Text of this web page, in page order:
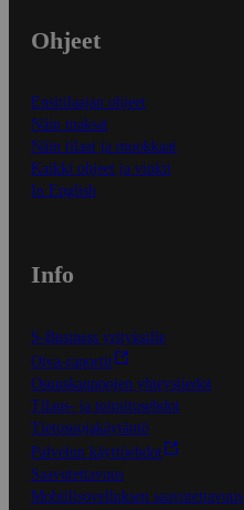
Ohjeet
Ensitilaajan ohjeet
Näin maksat
Näin tilaat ja muokkaat
Kaikki ohjeet ja vinkit
In English
Info
S-Business yrityksille
Oiva-raportit
Osuuskauppojen yhteystiedot
Tilaus- ja toimitusehdot
Tietosuojakäytäntö
Palvelun käyttöehdot
Saavutettavuus
Mobiilisovelluksen saavutettavuus